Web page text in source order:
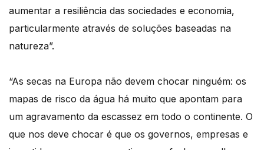
aumentar a resiliência das sociedades e economia,
particularmente através de soluções baseadas na
natureza”.
“As secas na Europa não devem chocar ninguém: os
mapas de risco da água há muito que apontam para
um agravamento da escassez em todo o continente. O
que nos deve chocar é que os governos, empresas e